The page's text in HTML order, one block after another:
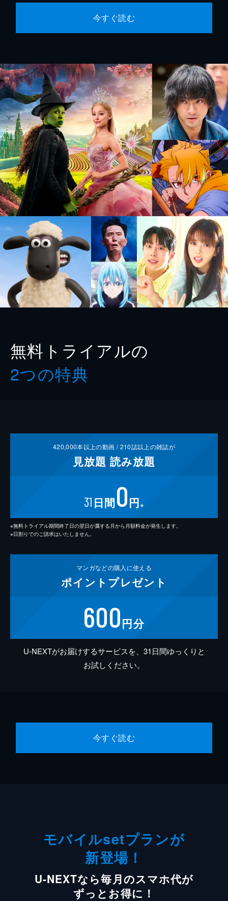
今すぐ読む
無料トライアルの
2つの特典
420,000本以上の動画 /210誌以上の雑誌が
見放題 読み放題
31 日間0円 ※
※無料トライアル期間終了日の翌日が属する月から月額料金が発生します。
※日割りでのご請求はいたしません。
マンガなどの購入に使える
ポイント プレゼント
600円分
U-NEXTがお届けするサービスを、31日間ゆっくりと
お試しください。
今すぐ読む
モバイルsetプランが
新登場！
U-NEXTなら毎月のスマホ代が
ずっとお得に！